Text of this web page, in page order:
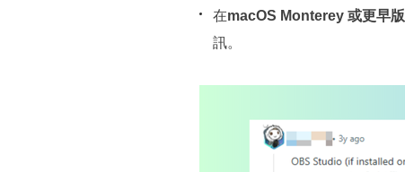
在macOS Monterey 或更早
訊。